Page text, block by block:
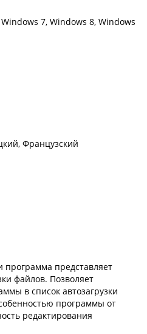
7, Windows 8, Windows
Французский
программа представляет
файлов. Позволяет
в список автозагрузки
программы от
редактирования